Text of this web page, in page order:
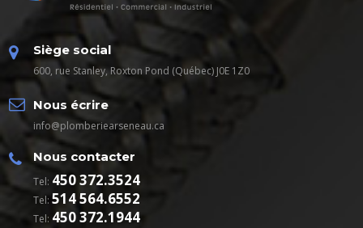
Siège social
600, rue Stanley, Roxton Pond (Québec) J0E 1Z0
Nous écrire
info@plomberiearseneau.ca
Nous contacter
Tel: 450 372.3524
Tel:514 564.6552
Tel: 450 372.1944